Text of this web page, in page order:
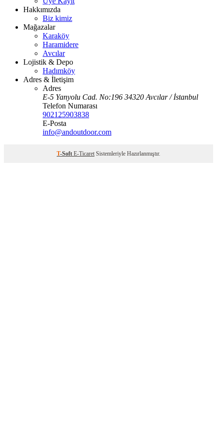
Hakkımızda
Biz kimiz
Mağazalar
Karaköy
Haramidere
Avcılar
Lojistik & Depo
Hadımköy
Adres & İletişim
Adres
E-5 Yanyolu Cad. No:196 34320 Avcılar / İstanbul
Telefon Numarası
902125903838
E-Posta
info@andoutdoor.com
T-Soft E-Ticaret Sistemleriyle Hazırlanmıştır.